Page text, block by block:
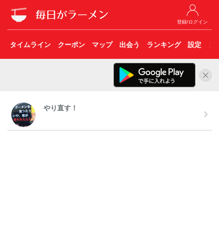
登録/ログイン
タイムライン クーポン マップ 出会う ランキング 設定 こ
やり直す！